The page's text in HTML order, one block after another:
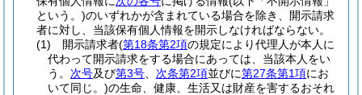
という。)のいずれかが含まれている場合を除き、開示請求
者に対し、当該保有個人情報を開示しなければならない。
(1)
開示請求者(第18条第2項の規定により代理人が本人に
代わって開示請求をする場合にあっては、当該本人をい
う。 次号及び第3号 次条第2項並びに第27条第1項にお
いて同じ。)の生命、健康、生活又は財産を害するおそれ